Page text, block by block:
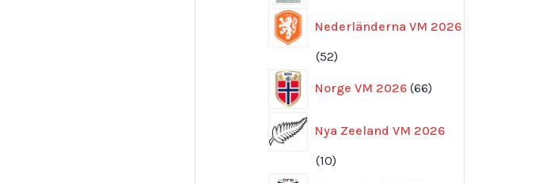
Nederländerna VM 2026
5252
Norge VM 2026 66
produkter
Nya Zeeland VM 2026
1010